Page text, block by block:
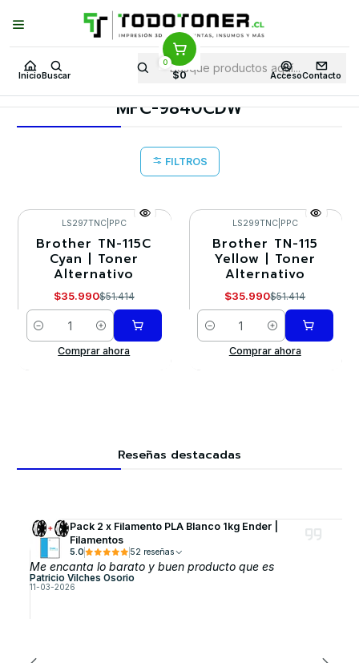
Inicio Buscar
0
$0 AccesoContacto
Puedes Elegir: Comprar enTienda· Despachoa Todo Chile · Retiro en
Tienda en24 Horas
Inicio Toner y tambor Toner Alternativo BROTHER
Equipos BROTHER MFC-9840CDW
MFC-9840CDW
FILTROS
-30%
LS297TNC| PPC
Brother TN-115C
Cyan | Toner
Alternativo
$35.990$51.414
Cantidad
Comprar ahora
-30%
LS299TNC| PPC
Brother TN-115
Yellow | Toner
Alternativo
$35.990$51.414
Cantidad
Comprar ahora
Reseñas destacadas
Pack 2 x Filamento PLA Blanco 1kg Ender |
Filamentos
5.0 52 reseñas
Me encanta lo barato y buen producto que es
Patricio Vilches Osorio
11-03-2026